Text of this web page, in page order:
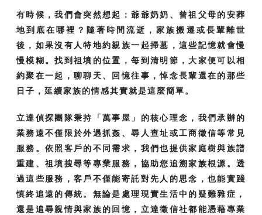
有時候，我們會突然想起：爺爺奶奶、曾祖父母的安葬
地到底在哪裡？隨著時間流逝，家族搬遷或長輩離世
後，如果沒有人特地約親族一起掃墓，這些記憶就會慢
慢模糊。找到祖墳的位置，每到清明節，大家便可以相
約聚在一起，聊聊天、回憶往事，悼念長輩還在的那些
日子，延續家族的情感其實就是這麼簡單。
立達偵探團隊秉持「萬事屋」的核心理念，我們承辦的
業務遠不僅限於外遇抓姦、尋人查址或工商徵信等常見
服務。依照客戶的不同需求，我們也提供家庭樹與族譜
重建、祖墳搜尋等專業服務，協助您追溯家族根源。透
過這些服務，客戶不僅能寄託對先人的思念，也能實踐
慎終追遠的傳統。無論是處理現實生活中的疑難雜症，
還是追尋親情與家族的回憶，立達徵信社都能憑藉專業